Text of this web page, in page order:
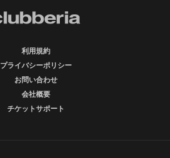
利用規約
プライバシーポリシー
お問い合わせ
会社概要
チケットサポート